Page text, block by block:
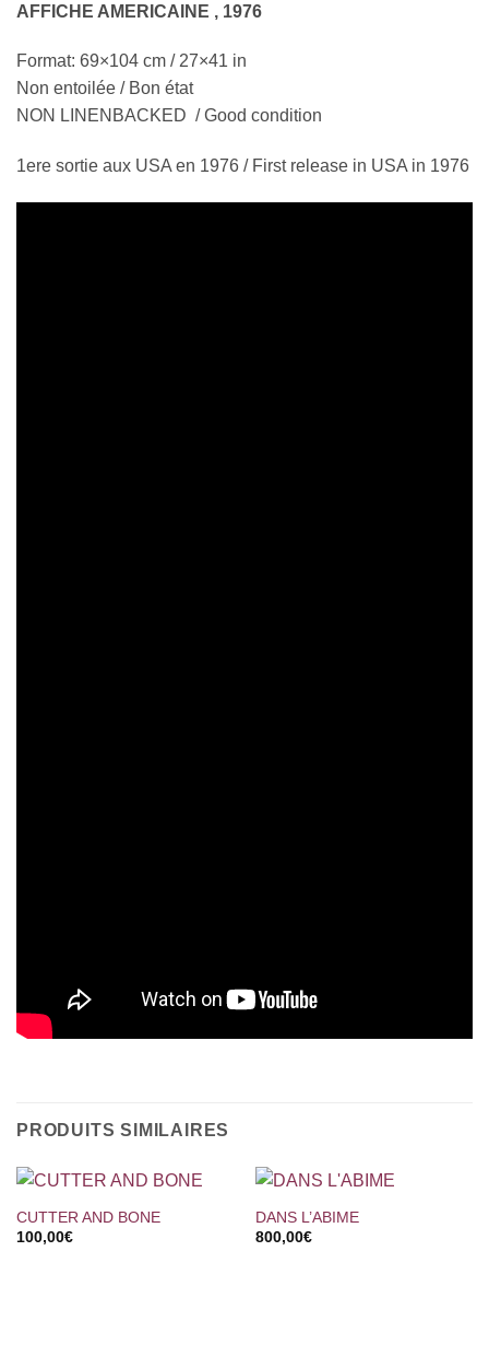
AFFICHE AMERICAINE , 1976
Format: 69×104 cm / 27×41 in
Non entoilée / Bon état
NON LINENBACKED / Good condition
1ere sortie aux USA en 1976 / First release in USA in 1976
PRODUITS SIMILAIRES
CUTTER AND BONE
100,00€
DANS L’ABIME
800,00€